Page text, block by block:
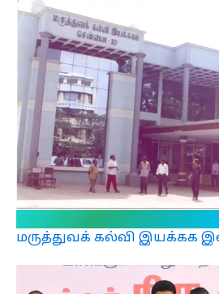
மருத்துவக் கல்வி இயக்கக